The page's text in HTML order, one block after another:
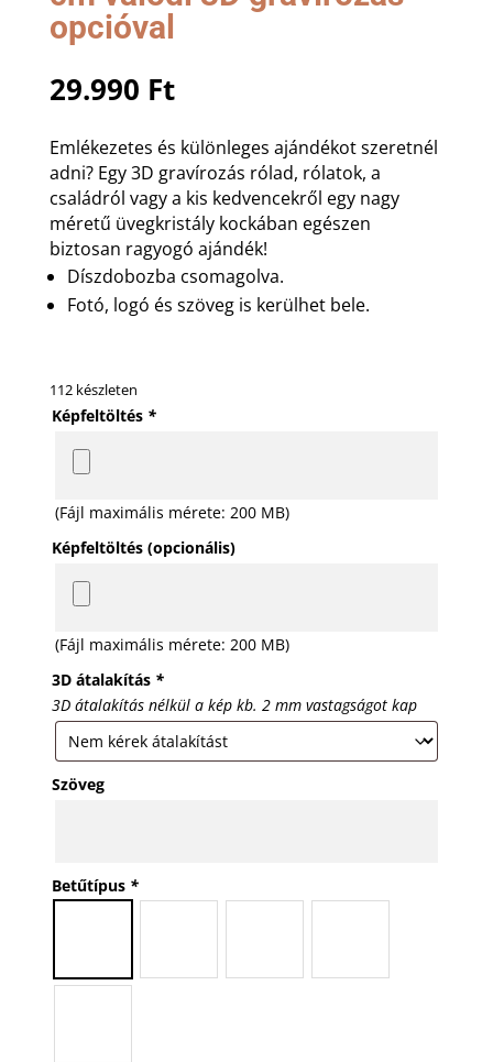
opcióval
29.990 Ft
Emlékezetes és különleges ajándékot szeretnél
adni? Egy 3D gravírozás rólad, rólatok, a
családról vagy a kis kedvencekről egy nagy
méretű üvegkristály kockában egészen
biztosan ragyogó ajándék!
Díszdobozba csomagolva.
Fotó, logó és szöveg is kerülhet bele.
112 készleten
Képfeltöltés *
(Fájl maximális mérete: 200 MB)
Képfeltöltés (opcionális)
(Fájl maximális mérete: 200 MB)
3D átalakítás *
3D átalakítás nélkül a kép kb. 2 mm vastagságot kap
Szöveg
Betűtípus *